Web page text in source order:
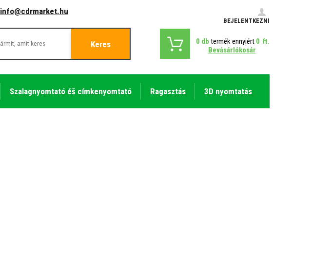
info@cdrmarket.hu
BEJELENTKEZNI
Keres 0 db termék ennyiért 0 ft.
Bevásárlókosár
Szalagnyomtató éš címkenyomtató Ragasztás 3D nyomtatás